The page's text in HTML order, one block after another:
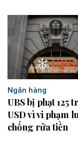
Ngân hàng
UBS bị phạt 125
USD vì vi phạm
chống rửa tiền